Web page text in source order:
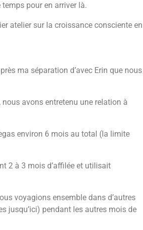
pour en arriver là.
atelier sur la croissance consciente en
ma séparation d’avec Erin que nous
avons entretenu une relation à
environ 6 mois au total (la limite
2 à 3 mois d’affilée et utilisait
voyagions ensemble dans d’autres
jusqu’ici) pendant les autres mois de